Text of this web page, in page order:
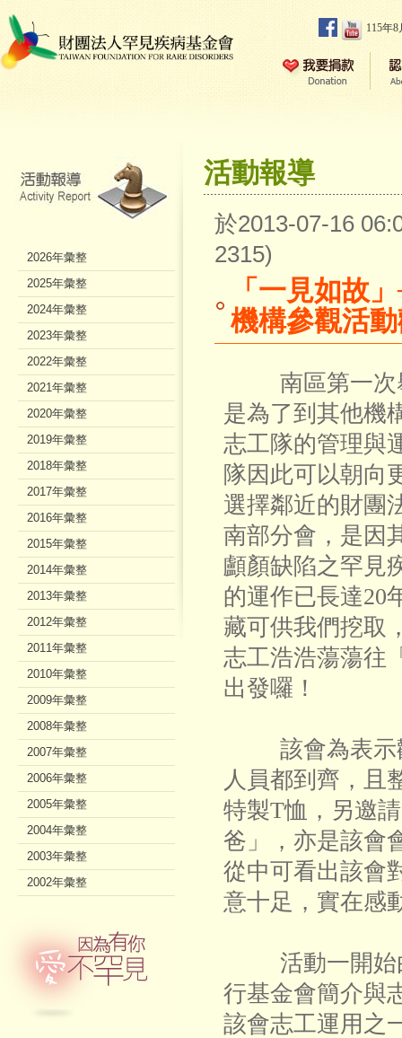
115年
活動報導
於2013-07-16
2315)
「一見如故
機構參觀活
南區第一次
是為了到其他機
志工隊的管理與
隊因此可以朝向
選擇鄰近的財團
南部分會，是因
顱顏缺陷之罕見
的運作已長達20
藏可供我們挖取
志工浩浩蕩蕩往
出發囉！
該會為表示
人員都到齊，且
特製T恤，另邀
爸」，亦是該會
從中可看出該會
意十足，實在感
活動一開始
行基金會簡介與
該會志工運用之
2026年彙整
2025年彙整
2024年彙整
2023年彙整
2022年彙整
2021年彙整
2020年彙整
2019年彙整
2018年彙整
2017年彙整
2016年彙整
2015年彙整
2014年彙整
2013年彙整
2012年彙整
2011年彙整
2010年彙整
2009年彙整
2008年彙整
2007年彙整
2006年彙整
2005年彙整
2004年彙整
2003年彙整
2002年彙整